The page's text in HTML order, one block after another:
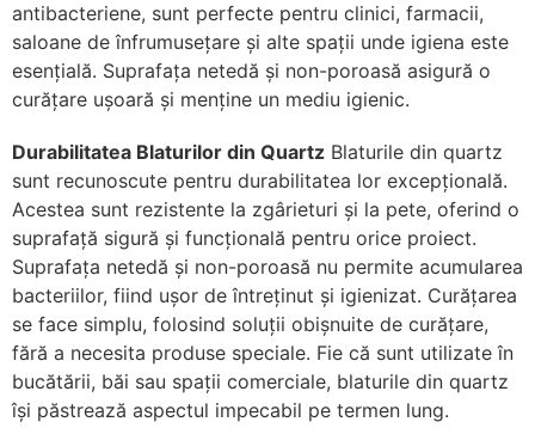
antibacteriene, sunt perfecte pentru clinici, farmacii,
saloane de înfrumusețare și alte spații unde igiena este
esențială. Suprafața netedă și non-poroasă asigură o
curățare ușoară și menține un mediu igienic.
Durabilitatea Blaturilor din Quartz Blaturile din quartz
sunt recunoscute pentru durabilitatea lor excepțională.
Acestea sunt rezistente la zgârieturi și la pete, oferind o
suprafață sigură și funcțională pentru orice proiect.
Suprafața netedă și non-poroasă nu permite acumularea
bacteriilor, fiind ușor de întreținut și igienizat. Curățarea
se face simplu, folosind soluții obișnuite de curățare,
fără a necesita produse speciale. Fie că sunt utilizate în
bucătării, băi sau spații comerciale, blaturile din quartz
își păstrează aspectul impecabil pe termen lung.